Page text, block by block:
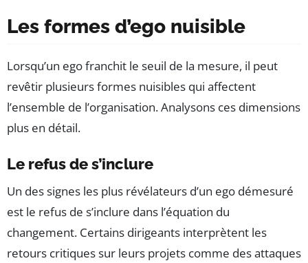
Les formes d’ego nuisible
Lorsqu’un ego franchit le seuil de la mesure, il peut
revêtir plusieurs formes nuisibles qui affectent
l’ensemble de l’organisation. Analysons ces dimensions
plus en détail.
Le refus de s’inclure
Un des signes les plus révélateurs d’un ego démesuré
est le refus de s’inclure dans l’équation du
changement. Certains dirigeants interprètent les
retours critiques sur leurs projets comme des attaques